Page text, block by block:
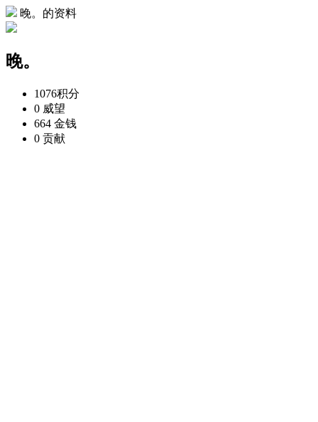
晚。的资料
晚。
1076积分
0 威望
664 金钱
0 贡献